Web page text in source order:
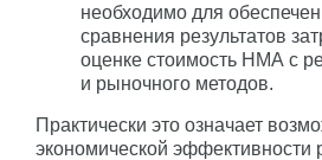
необходимо для
сравнения результатов
оценке стоимость НМА с
и рыночного методов.
Практически это означает
экономической